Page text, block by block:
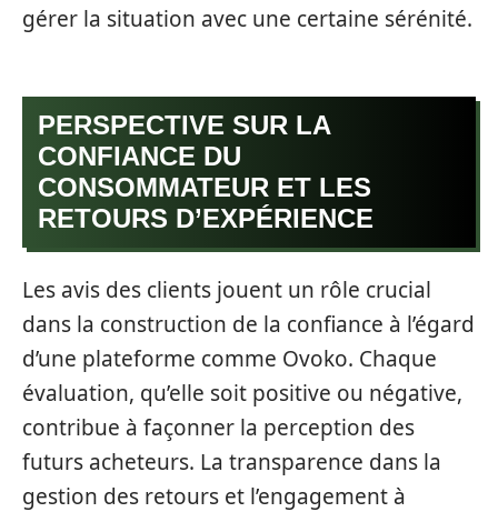
gérer la situation avec une certaine sérénité.
PERSPECTIVE SUR LA
CONFIANCE DU
CONSOMMATEUR ET LES
RETOURS D’EXPÉRIENCE
Les avis des clients jouent un rôle crucial
dans la construction de la confiance à l’égard
d’une plateforme comme Ovoko. Chaque
évaluation, qu’elle soit positive ou négative,
contribue à façonner la perception des
futurs acheteurs. La transparence dans la
gestion des retours et l’engagement à